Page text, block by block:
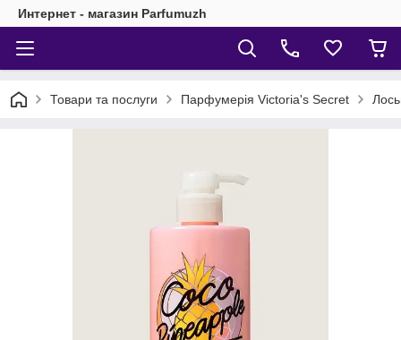
Интернет - магазин Parfumuzh
Товари та послуги Парфумерія Victoria's Secret